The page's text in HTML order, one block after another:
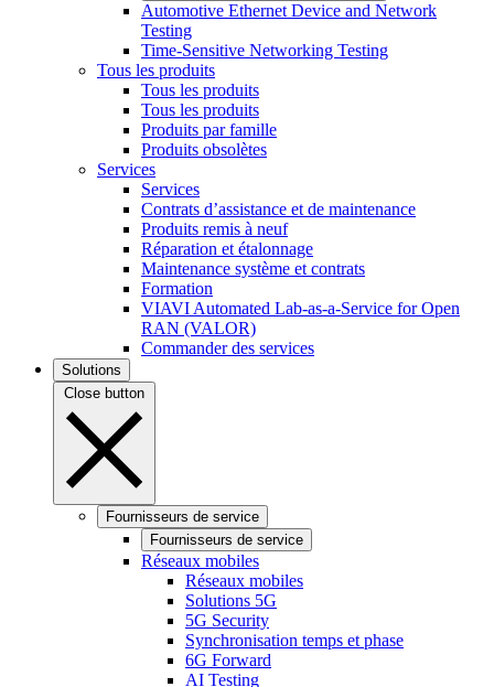
Automotive Ethernet Device and Network
Testing
Time-Sensitive Networking Testing
Tous les produits
Tous les produits
Tous les produits
Produits par famille
Produits obsolètes
Services
Services
Contrats d’assistance et de maintenance
Produits remis à neuf
Réparation et étalonnage
Maintenance système et contrats
Formation
VIAVI Automated Lab-as-a-Service for Open
RAN (VALOR)
Commander des services
Solutions
Close button
Fournisseurs de service
Fournisseurs de service
Réseaux mobiles
Réseaux mobiles
Solutions 5G
5G Security
Synchronisation temps et phase
6G Forward
AI Testing